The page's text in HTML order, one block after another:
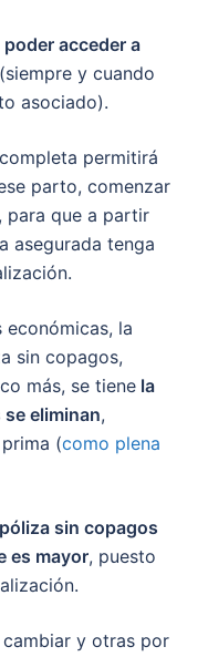
acceder a
(siempre y cuando
asociado).
permitirá
parto, comenzar
para que a partir
asegurada tenga
económicas, la
sin copagos,
más, se tiene la
eliminan,
(como plena
sin copagos
es mayor, puesto
y otras por